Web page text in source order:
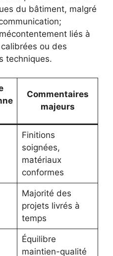
du bâtiment, malgré
liés à
ou des
techniques.
Commentaires
majeurs
Finitions
soignées,
matériaux
conformes
Majorité des
projets livrés à
temps
Équilibre
maintien-qualité